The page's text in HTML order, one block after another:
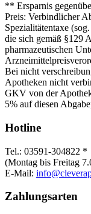
** Ersparnis
Preis: Verbindlicher
Spezialitätentaxe
die sich gemäß §129
pharmazeutischen
Bei nicht
Apotheken nicht
GKV von der
5% auf diesen
Hotline
Tel.: 03591-304822 *
(Montag bis Freitag
E-Mail:
Zahlungsarten